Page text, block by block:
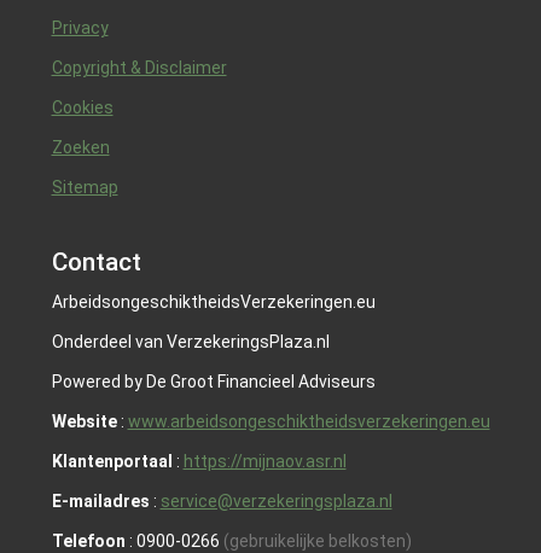
Privacy
Copyright & Disclaimer
Cookies
Zoeken
Sitemap
Contact
ArbeidsongeschiktheidsVerzekeringen.eu
Onderdeel van VerzekeringsPlaza.nl
Powered by De Groot Financieel Adviseurs
Website: www.arbeidsongeschiktheidsverzekeringen.eu
Klantenportaal : https://mijnaov.asr.nl
E-mailadres : service@verzekeringsplaza.nl
Telefoon : 0900-0266 (gebruikelijke belkosten)